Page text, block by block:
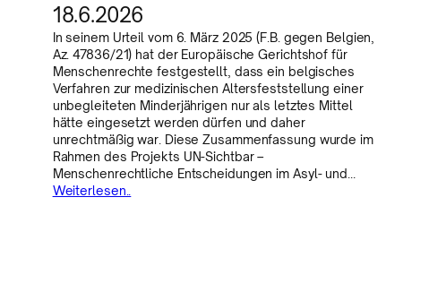
18.6.2026
In seinem Urteil vom 6. März 2025 (F.B. gegen Belgien,
Az. 47836/21) hat der Europäische Gerichtshof für
Menschenrechte festgestellt, dass ein belgisches
Verfahren zur medizinischen Altersfeststellung einer
unbegleiteten Minderjährigen nur als letztes Mittel
hätte eingesetzt werden dürfen und daher
unrechtmäßig war. Diese Zusammenfassung wurde im
Rahmen des Projekts UN-Sichtbar –
Menschenrechtliche Entscheidungen im Asyl- und…
Weiterlesen..